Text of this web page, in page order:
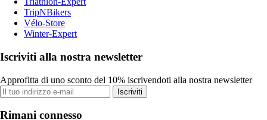
TripNBikers
Vélo-Store
Winter-Expert
Iscriviti alla nostra newsletter
Approfitta di uno sconto del 10% iscrivendoti alla nostra newsletter
Iscriviti
Rimani connesso